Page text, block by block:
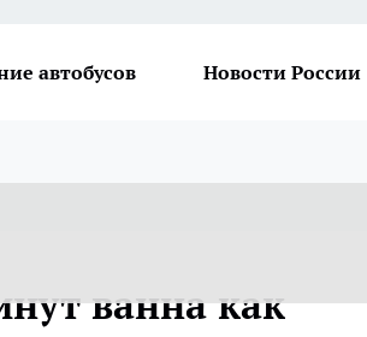
автобусов Новости России
ванна как